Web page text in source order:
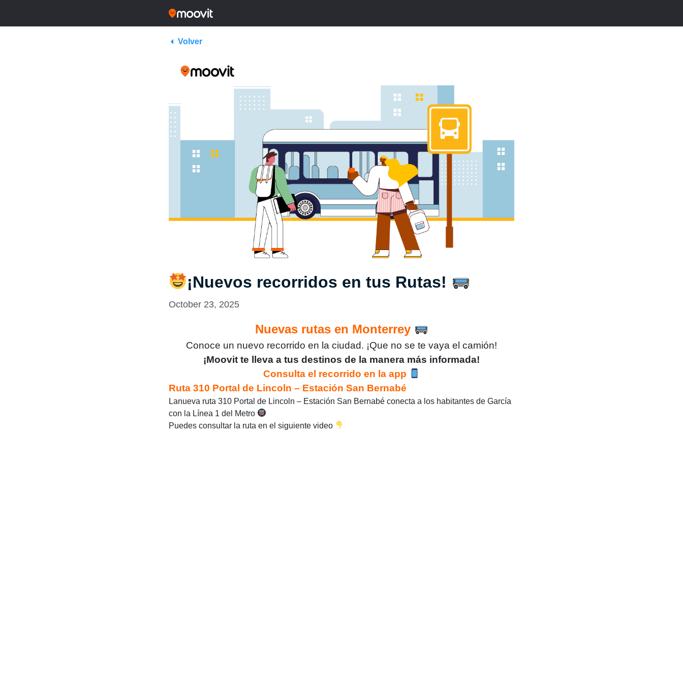
Volver
¡Nuevos recorridos en tus Rutas!
October 23, 2025
Nuevas rutas en Monterrey
Conoce un nuevo recorrido en la ciudad. ¡Que no se te vaya el camión!
¡Moovit te lleva a tus destinos de la manera más informada!
Consulta el recorrido en la app
Ruta 310 Portal de Lincoln – Estación San Bernabé
Lanueva ruta 310 Portal de Lincoln – Estación San Bernabé conecta a los habitantes de García
con la Línea 1 del Metro
Puedes consultar la ruta en el siguiente video